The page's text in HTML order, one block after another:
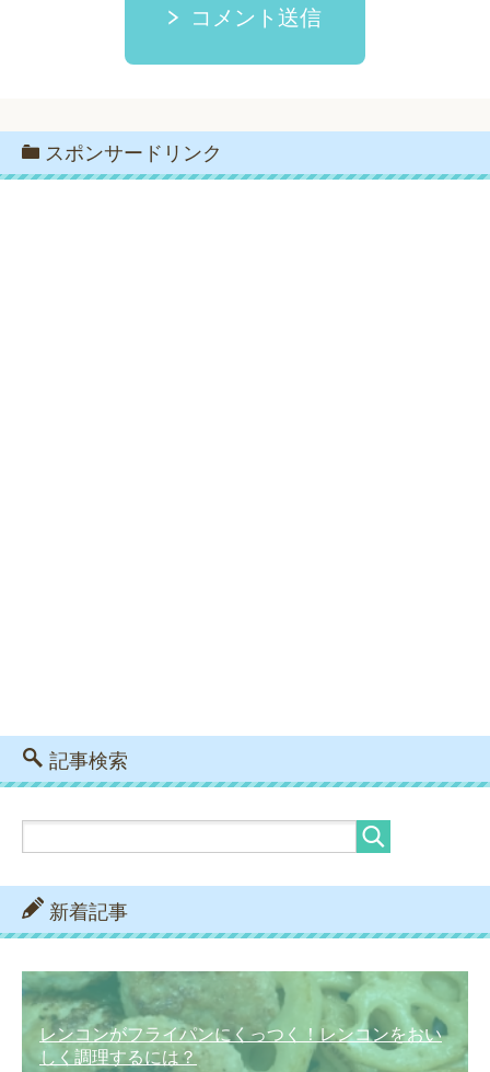
コメント送信
スポンサードリンク
記事検索
新着記事
レンコンがフライパンにくっつく！レンコンをおい
しく調理するには？